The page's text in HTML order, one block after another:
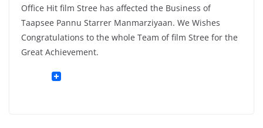
Office Hit film Stree has affected the Business of
Taapsee Pannu Starrer Manmarziyaan. We Wishes
Congratulations to the whole Team of film Stree for the
Great Achievement.